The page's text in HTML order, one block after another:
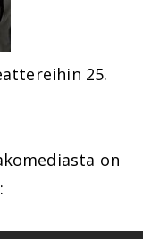
25.
on